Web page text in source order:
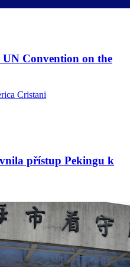
UN Convention on the
Cristani
přístup Pekingu k